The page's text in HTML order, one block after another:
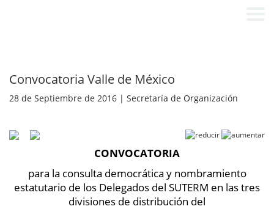
Convocatoria Valle de México
28 de Septiembre de 2016 | Secretaría de Organización
CONVOCATORIA
para la consulta democrática y nombramiento
estatutario de los Delegados del SUTERM en las tres
divisiones de distribución del